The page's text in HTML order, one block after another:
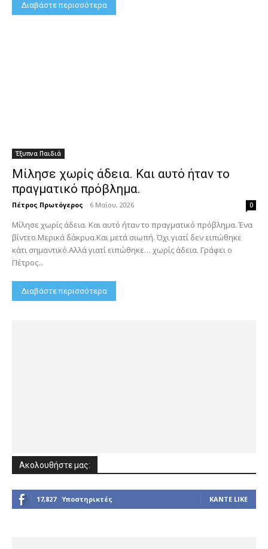
Διαβάστε περισσότερα
Έξυπνα Παιδιά
Μίλησε χωρίς άδεια. Και αυτό ήταν το
πραγματικό πρόβλημα.
Πέτρος Πρωτόγερος - 6 Μαΐου, 2026 0
Μίλησε χωρίς άδεια. Και αυτό ήταν το πραγματικό πρόβλημα. Ένα
βίντεο.Μερικά δάκρυα.Και μετά σιωπή. Όχι γιατί δεν ειπώθηκε
κάτι σημαντικό.Αλλά γιατί ειπώθηκε… χωρίς άδεια. Γράφει ο
Πέτρος...
Διαβάστε περισσότερα
Ακολουθήστε μας:
17,827 Υποστηρικτές ΚΆΝΤΕ LIKE